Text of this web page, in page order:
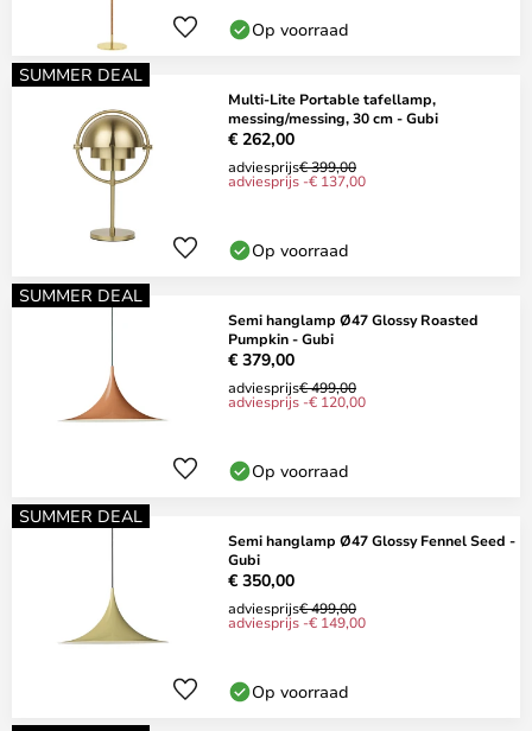
Op voorraad
SUMMER DEAL
Multi-Lite Portable tafellamp,
messing/messing, 30 cm - Gubi
€ 262,00
adviesprijs€ 399,00
adviesprijs -€ 137,00
Op voorraad
SUMMER DEAL
Semi hanglamp Ø47 Glossy Roasted
Pumpkin - Gubi
€ 379,00
adviesprijs€ 499,00
adviesprijs -€ 120,00
Op voorraad
SUMMER DEAL
Semi hanglamp Ø47 Glossy Fennel Seed -
Gubi
€ 350,00
adviesprijs€ 499,00
adviesprijs -€ 149,00
Op voorraad